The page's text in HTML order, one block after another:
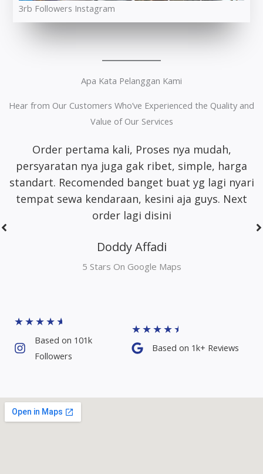
3rb Followers Instagram
Apa Kata Pelanggan Kami
Hear from Our Customers Who’ve Experienced the Quality and
Value of Our Services
Whort it banget pelayananramah satset
recomm banget lah pokoknya buat sewa motor
area jakarta
Dhimas Adrian Adrian
★★★★★
Based on 101k
Followers​
★★★★★
Based on 1k+ Reviews​